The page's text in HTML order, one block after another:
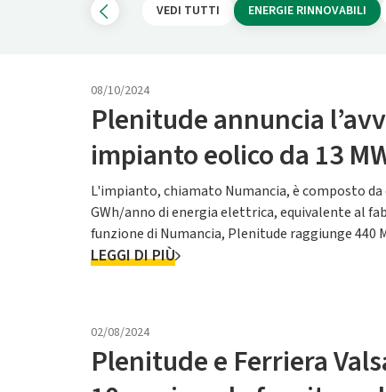
VEDI TUTTI ENERGIE RINNOVABILI
08/10/2024
Plenitude annuncia
impianto eolico da 13
L'impianto, chiamato Numancia, è composto
GWh/anno di energia elettrica, equivalente al
funzione di Numancia, Plenitude raggiunge
generazione di energia solare ...
LEGGI DI PIÙ
02/08/2024
Plenitude e Ferriera